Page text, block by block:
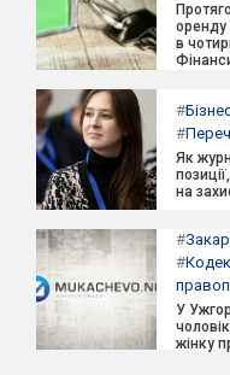
оренду
в
#
#
Як
на
#
#
У
жінку